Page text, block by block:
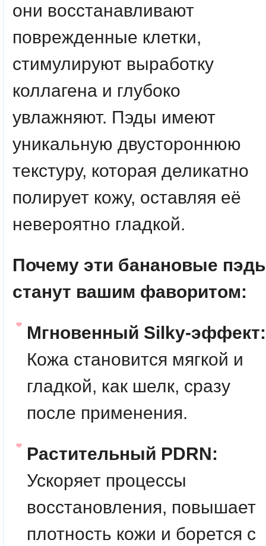
они восстанавливают
поврежденные клетки,
стимулируют выработку
коллагена и глубоко
увлажняют. Пэды имеют
уникальную двустороннюю
текстуру, которая деликатно
полирует кожу, оставляя её
невероятно гладкой.
Почему эти банановые
станут вашим фаворитом:
Мгновенный Silky-эффект:
Кожа становится мягкой и
гладкой, как шелк, сразу
после применения.
Растительный PDRN:
Ускоряет процессы
восстановления, повышает
плотность кожи и борется с